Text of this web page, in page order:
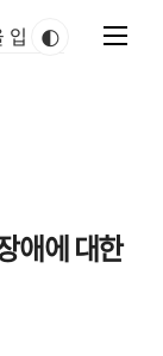
🌓
애에 대한